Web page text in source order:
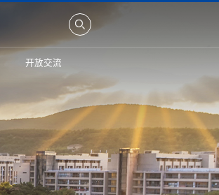
开放交流